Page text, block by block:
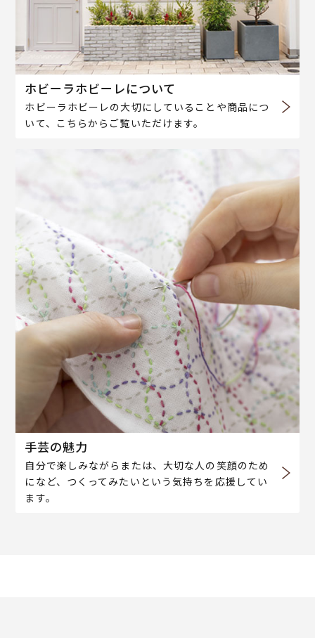
ホビーラホビーレについて
ホビーラホビーレの大切にしていることや商品につ
いて、こちらからご覧いただけます。
手芸の魅力
自分で楽しみながらまたは、大切な人の笑顔のため
になど、つくってみたいという気持ちを応援してい
ます。